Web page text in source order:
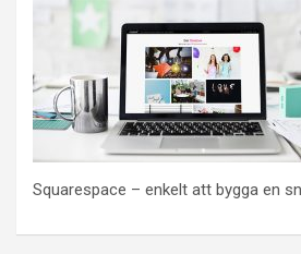
Squarespace – enkelt att bygga en